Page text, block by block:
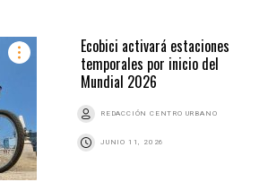
Ecobici activará estaciones
temporales por inicio del
Mundial 2026
REDACCIÓN CENTRO URBANO
JUNIO 11, 2026